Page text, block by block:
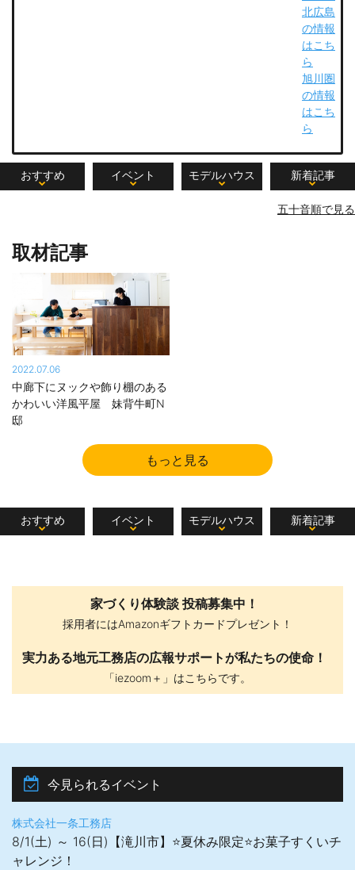
北広島
の情報
はこち
ら
旭川圏
の情報
はこち
ら
おすすめ イベント モデルハウス 新着記事
五十音順で見る
取材記事
2022.07.06
中廊下にヌックや飾り棚のある
かわいい洋風平屋 妹背牛町N
邸
もっと見る
おすすめ イベント モデルハウス 新着記事
家づくり体験談 投稿募集中！
採用者にはAmazonギフトカードプレゼント！
実力ある地元工務店の広報サポートが私たちの使命！
「iezoom＋」はこちらです。
今見られるイベント
株式会社一条工務店
8/1(土) ～ 16(日)【滝川市】⭐夏休み限定⭐お菓子すくいチ
ャレンジ！